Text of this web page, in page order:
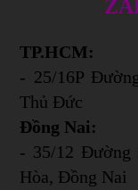
TP.HCM:
- 25/16P
Thủ Đức
Đồng Nai:
- 35/12 Đường
Hòa, Đồng Nai